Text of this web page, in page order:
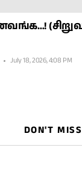
July 18, 2026, 4:08 PM
DON'T MISS